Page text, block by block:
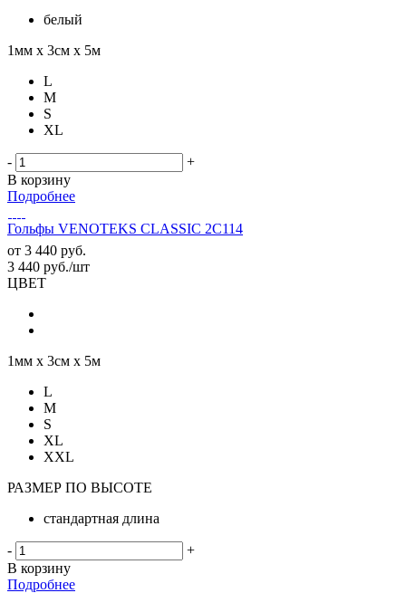
белый
1мм х 3см х 5м
L
M
S
XL
-
+
В корзину
Подробнее
Гольфы VENOTEKS CLASSIC 2C114
от 3 440 руб.
3 440 руб./шт
ЦВЕТ
1мм х 3см х 5м
L
M
S
XL
XXL
РАЗМЕР ПО ВЫСОТЕ
стандартная длина
-
+
В корзину
Подробнее